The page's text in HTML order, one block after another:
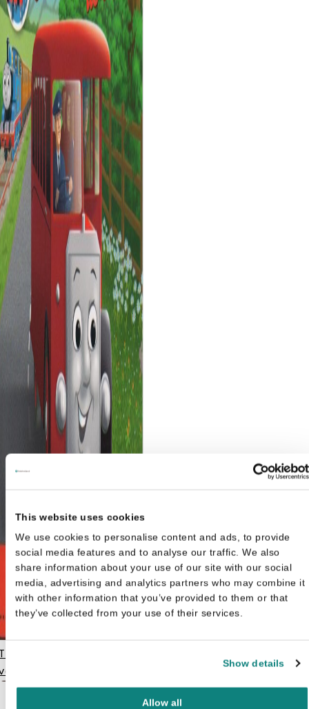
This website uses cookies
We use cookies to personalise content and ads, to provide
social media features and to analyse our traffic. We also
share information about your use of our site with our social
media, advertising and analytics partners who may combine it
with other information that you’ve provided to them or that
they’ve collected from your use of their services.
Show details
Allow all
de Trein - Het
van Bertie de Bus
3,99